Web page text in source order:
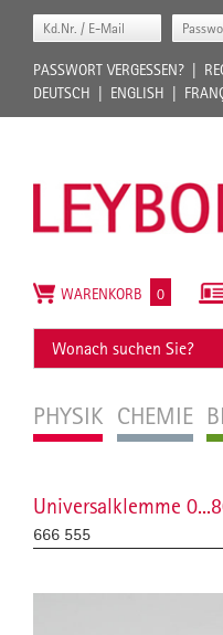
PASSWORT VERGESSEN?
DEUTSCH
ENGLISH
PHYSIK CHEMIE
WARENKORB 0
Universalklemme
666 555